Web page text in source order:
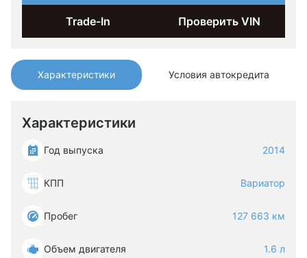
Характеристики Условия автокредита
Характеристики
Год выпуска 2014
КПП Вариатор
Пробег 127 663 км
Объем двигателя 1.6 л
Trade-In Проверить VIN